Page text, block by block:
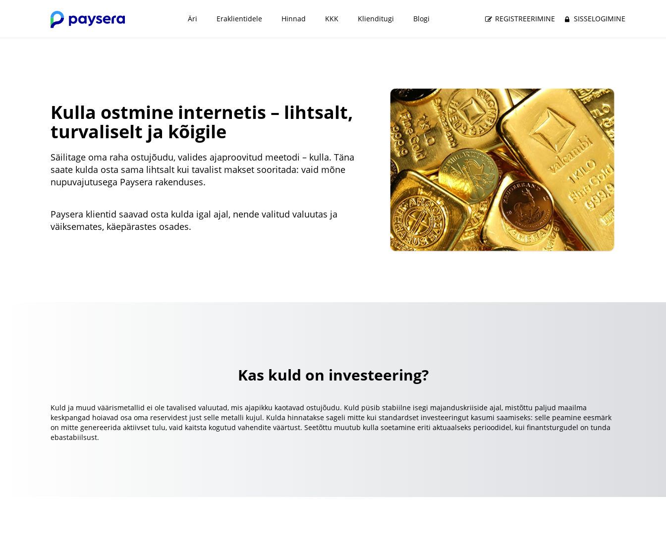
Äri Eraklientidele Hinnad KKK Klienditugi Blogi REGISTREERIMINE SISSELOGIMINE
Kulla ostmine internetis – lihtsalt,
turvaliselt ja kõigile
Säilitage oma raha ostujõudu, valides ajaproovitud meetodi – kulla. Täna
saate kulda osta sama lihtsalt kui tavalist makset sooritada: vaid mõne
nupuvajutusega Paysera rakenduses.
Paysera klientid saavad osta kulda igal ajal, nende valitud valuutas ja
väiksemates, käepärastes osades.
Kas kuld on investeering?
Kuld ja muud väärismetallid ei ole tavalised valuutad, mis ajapikku kaotavad ostujõudu. Kuld püsib stabiilne isegi majanduskriiside ajal, mistõttu paljud maailma
keskpangad hoiavad osa oma reservidest just selle metalli kujul. Kulda hinnatakse sageli mitte kui standardset investeeringut kasumi saamiseks: selle peamine eesmärk
on mitte genereerida aktiivset tulu, vaid kaitsta kogutud vahendite väärtust. Seetõttu muutub kulla soetamine eriti aktuaalseks perioodidel, kui finantsturgudel on tunda
ebastabiilsust.